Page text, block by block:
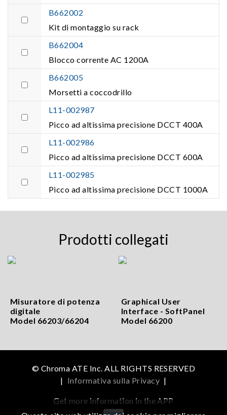
B662002
Kit di montaggio su rack
B662004
Blocco corrente AC 1200A
B662005
Morsetti a coccodrillo
L11-002987
Picco ad altissima precisione DCCT 400A
L11-002986
Picco ad altissima precisione DCCT 600A
L11-002985
Picco ad altissima precisione DCCT 1000A
Prodotti collegati
Misuratore di potenza
digitale
Model 66203/66204
Graphical User
Interface - SoftPanel
Model 66200
© Chroma ATE Inc. ALL RIGHTS RESERVED
| Informativa sulla Privacy |
Get more information in the APP